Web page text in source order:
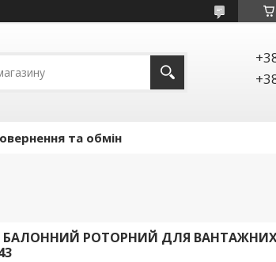
та обмін
РОТОРНИЙ ДЛЯ ВАНТАЖНИХ